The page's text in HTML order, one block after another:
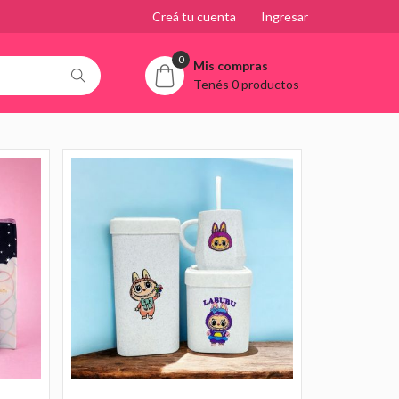
Creá tu cuenta Ingresar
0
Mis compras
Tenés 0 productos
de Animal
Agregar al carrito
y Yerbero
Agregar al carrito